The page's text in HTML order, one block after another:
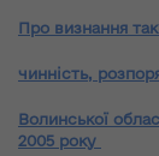
Про визнання
чинність,
Волинської
2005 року